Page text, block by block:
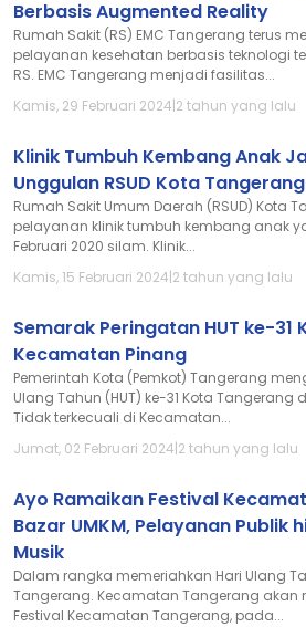
Berbasis Augmented Reality
Rumah Sakit (RS) EMC Tangerang terus
pelayanan kesehatan berbasis teknologi
RS. EMC Tangerang menjadi fasilitas...
Kamis, 29 Februari 2024|2 tahun yang lalu
Klinik Tumbuh Kembang Anak
Unggulan RSUD Kota Tangerang
Rumah Sakit Umum Daerah (RSUD) Kota
pelayanan klinik tumbuh kembang anak
Februari 2020 silam. Klinik...
Kamis, 15 Februari 2024|2 tahun yang lalu
Semarak Peringatan HUT ke-
Kecamatan Pinang
Pemerintah Kota (Pemkot) Tangerang
Ulang Tahun (HUT) ke-31 Kota Tangerang
Tidak terkecuali di Kecamatan...
Jumat, 02 Februari 2024|2 tahun yang lalu
Ayo Ramaikan Festival
Bazar UMKM, Pelayanan Publik
Musik
Dalam rangka memeriahkan Hari Ulang
Tangerang. Kecamatan Tangerang akan
Festival Kecamatan Tangerang, pada...